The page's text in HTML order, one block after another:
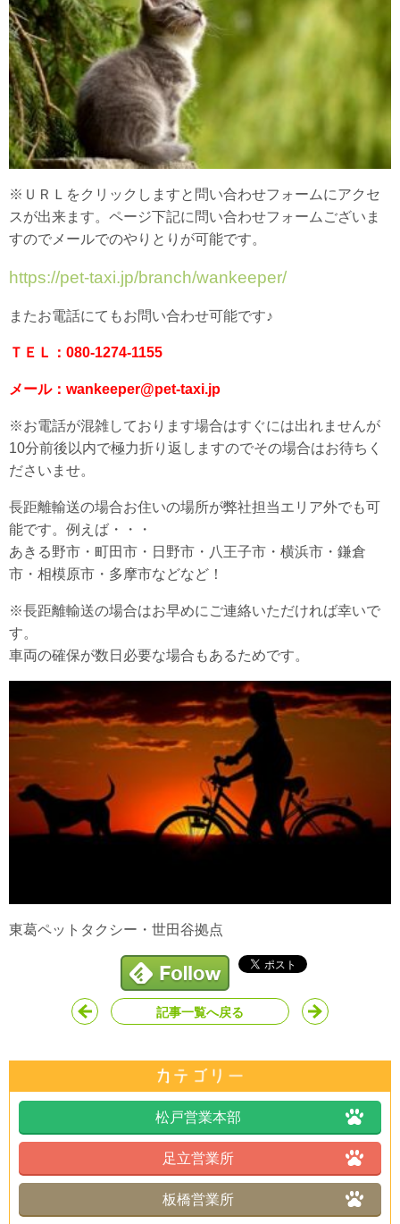
※ＵＲＬをクリックしますと問い合わせフォームにアクセ
スが出来ます。ページ下記に問い合わせフォームございま
すのでメールでのやりとりが可能です。
https://pet-taxi.jp/branch/wankeeper/
またお電話にてもお問い合わせ可能です♪
ＴＥＬ：080-1274-1155
メール：wankeeper@pet-taxi.jp
※お電話が混雑しております場合はすぐには出れませんが
10分前後以内で極力折り返しますのでその場合はお待ちく
ださいませ。
長距離輸送の場合お住いの場所が弊社担当エリア外でも可
能です。例えば・・・
あきる野市・町田市・日野市・八王子市・横浜市・鎌倉
市・相模原市・多摩市などなど！
※長距離輸送の場合はお早めにご連絡いただければ幸いで
す。
車両の確保が数日必要な場合もあるためです。
東葛ペットタクシー・世田谷拠点
記事一覧へ戻る
松戸営業本部
足立営業所
板橋営業所